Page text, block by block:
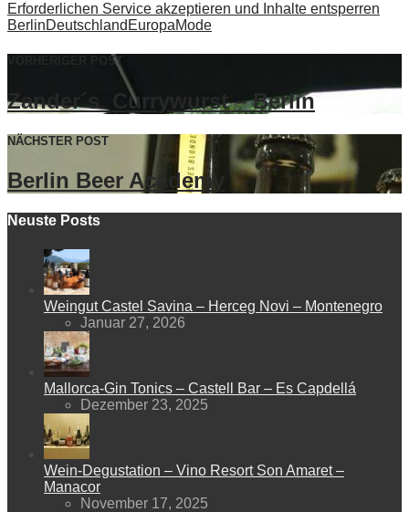
Erforderlichen Service akzeptieren und Inhalte entsperren
BerlinDeutschland EuropaMode
VORHERIGER POST
Zander´s Currywurst – Berlin
NÄCHSTER POST
Berlin Beer Academy
Neuste Posts
Weingut Castel Savina – Herceg Novi – Montenegro
Januar 27, 2026
Mallorca-Gin Tonics – Castell Bar – Es Capdellá
Dezember 23, 2025
Wein-Degustation – Vino Resort Son Amaret –
Manacor
November 17, 2025